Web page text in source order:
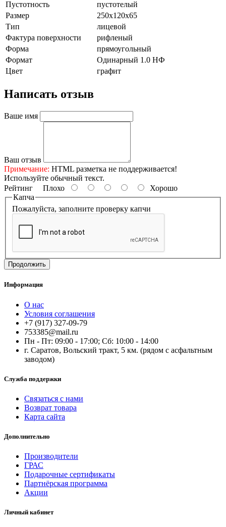
Пустотность
пустотелый
Размер
250х120х65
Тип
лицевой
Фактура поверхности
рифленый
Форма
прямоугольный
Формат
Одинарный 1.0 НФ
Цвет
графит
Написать отзыв
Ваше имя
Ваш отзыв
Примечание: HTML разметка не поддерживается!
Используйте обычный текст.
Рейтинг Плохо
Хорошо
Капча
Пожалуйста, заполните проверку капчи
Продолжить
Информация
О нас
Условия соглашения
+7 (917) 327-09-79
753385@mail.ru
Пн - Пт: 09:00 - 17:00; Сб: 10:00 - 14:00
г. Саратов, Вольский тракт, 5 км. (рядом с асфальтным
заводом)
Служба поддержки
Связаться с нами
Возврат товара
Карта сайта
Дополнительно
Производители
ГРАС
Подарочные сертификаты
Партнёрская программа
Акции
Личный кабинет